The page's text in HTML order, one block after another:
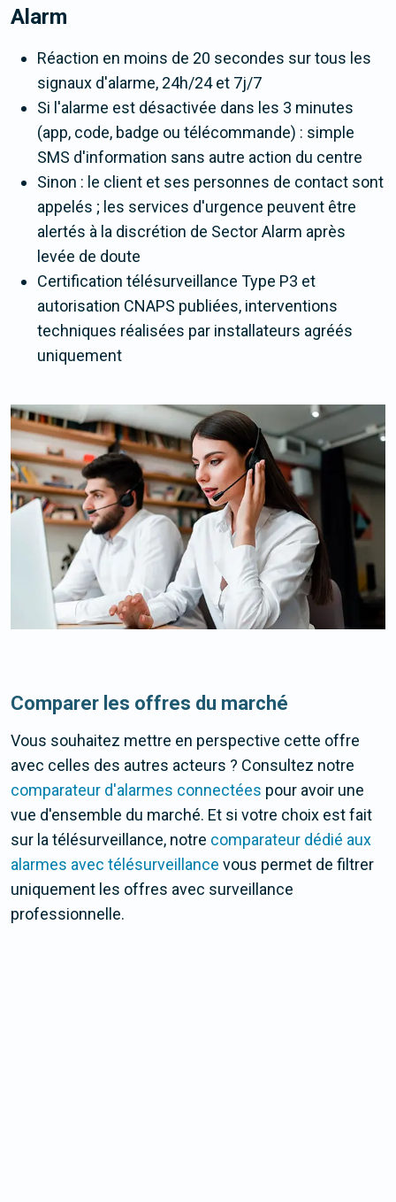
Alarm
Réaction en moins de 20 secondes sur tous les
signaux d'alarme, 24h/24 et 7j/7
Si l'alarme est désactivée dans les 3 minutes
(app, code, badge ou télécommande) : simple
SMS d'information sans autre action du centre
Sinon : le client et ses personnes de contact sont
appelés ; les services d'urgence peuvent être
alertés à la discrétion de Sector Alarm après
levée de doute
Certification télésurveillance Type P3 et
autorisation CNAPS publiées, interventions
techniques réalisées par installateurs agréés
uniquement
Comparer les offres du marché
Vous souhaitez mettre en perspective cette offre
avec celles des autres acteurs ? Consultez notre
comparateur d'alarmes connectées pour avoir une
vue d'ensemble du marché. Et si votre choix est fait
sur la télésurveillance, notre comparateur dédié aux
alarmes avec télésurveillance vous permet de filtrer
uniquement les offres avec surveillance
professionnelle.